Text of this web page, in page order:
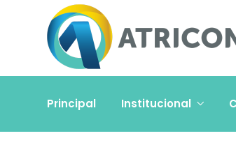
Principal Institucional